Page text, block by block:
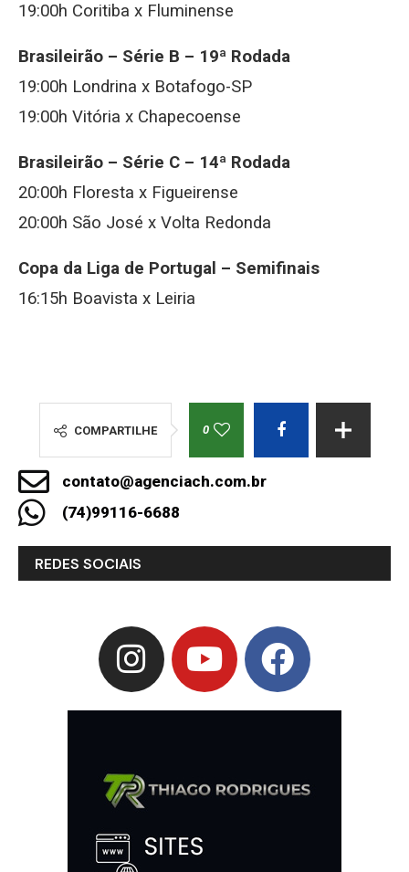
19:00h Coritiba x Fluminense
Brasileirão – Série B – 19ª Rodada
19:00h Londrina x Botafogo-SP
19:00h Vitória x Chapecoense
Brasileirão – Série C – 14ª Rodada
20:00h Floresta x Figueirense
20:00h São José x Volta Redonda
Copa da Liga de Portugal – Semifinais
16:15h Boavista x Leiria
COMPARTILHE 0
contato@agenciach.com.br
(74)99116-6688
REDES SOCIAIS